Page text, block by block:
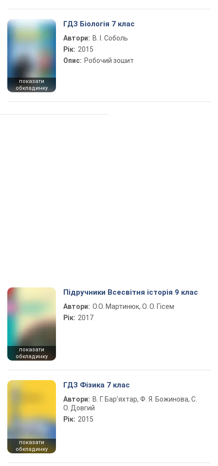
показати
обкладинку
ГДЗ Біологія 7 клас
Автори: В. І. Соболь
Рік: 2015
Опис: Робочий зошит
показати
обкладинку
Підручники Всесвітня історія 9 клас
Автори: О.О. Мартинюк, О. О. Гісем
Рік: 2017
показати
обкладинку
ГДЗ Фізика 7 клас
Автори: В. Г. Бар’яхтар, Ф. Я. Божинова, С.
О. Довгий
Рік: 2015